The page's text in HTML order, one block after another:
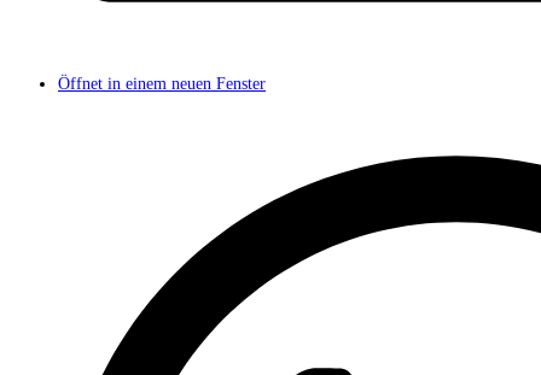
Öffnet in einem neuen Fenster